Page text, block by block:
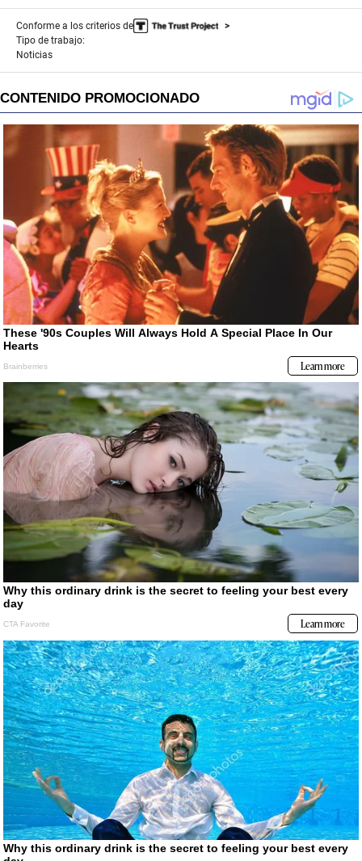
Conforme a los criterios de
Tipo de trabajo:
Noticias